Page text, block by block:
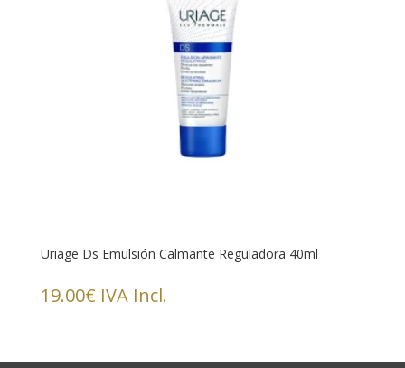
Uriage Ds Emulsión Calmante Reguladora 40ml
19.00€ IVA Incl.